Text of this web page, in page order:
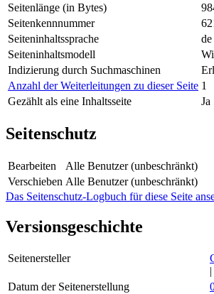
Seitenlänge (in Bytes)
Seitenkennnummer
Seiteninhaltssprache
Seiteninhaltsmodell
Indizierung durch Suchmaschinen
Anzahl der Weiterleitungen zu dieser Seite 1
Gezählt als eine Inhaltsseite
Ja
Seitenschutz
Bearbeiten
Alle Benutzer (unbeschränkt)
Verschieben Alle Benutzer (unbeschränkt)
Das Seitenschutz-Logbuch für diese Seite
Versionsgeschichte
Seitenersteller
Datum der Seitenerstellung